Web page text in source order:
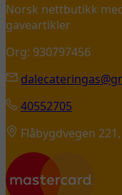
Norsk nettbutikk
gaveartikler
Org: 930797456
40552705
Flåbygdvegen